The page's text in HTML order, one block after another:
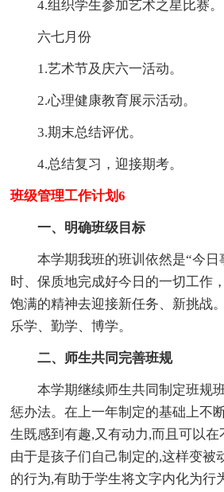
4.组织学生参加艺术之星比赛。
六七月份
1.艺术节及庆六一活动。
2.心理健康教育展示活动。
3.期末总结评优。
4.总结复习，迎接期考。
班级管理工作计划6
一、明确班级目标
本学期我班的班训依然是“今日
时、保质地完成好今日的一切工作
饱满的精神去迎接新任务、新挑战
乐学、勤学、博学。
二、师生共同完善班规
本学期继续师生共同制定班规
惩办法。在上一年制定的基础上不
生既感到有趣,又有动力,而且可以
由于是孩子们自己制定的,这样变被
的行为,有助于学生将文字内化为行